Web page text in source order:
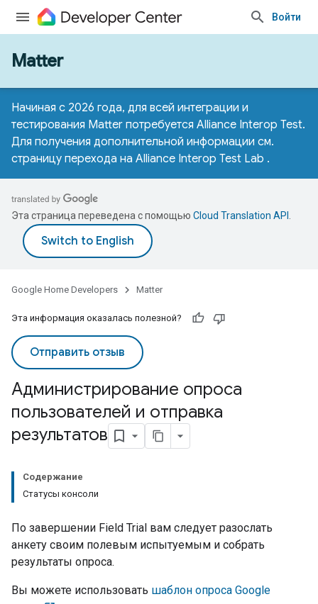
Войти
Matter
Начиная с 2026 года, для всей интеграции и
тестирования Matter потребуется Alliance Interop Test.
Для получения дополнительной информации см.
страницу перехода на Alliance Interop Test Lab .
Эта страница переведена с помощью Cloud Translation API
Google Home Developers Matter
Эта информация оказалась полезной?
Отправить отзыв
Администрирование опроса
пользователей и отправка
результатов
Содержание
Статусы консоли
По завершении Field Trial вам следует разослать
анкету своим полевым испытуемым и собрать
результаты опроса.
Вы можете использовать шаблон опроса Google